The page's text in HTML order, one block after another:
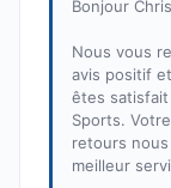
Bonjour
Nous vous
avis positif
êtes
Sports.
retours
meilleur